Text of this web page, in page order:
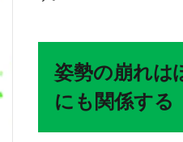
る
問
10
勢
姿勢の崩れは
にも関係する